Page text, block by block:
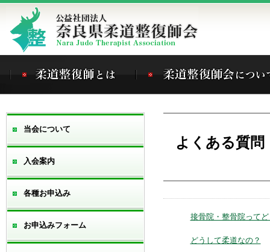
よくある質問
接骨院・整骨院って
どうして柔道なの？
当会について
入会案内
各種お申込み
お申込みフォーム